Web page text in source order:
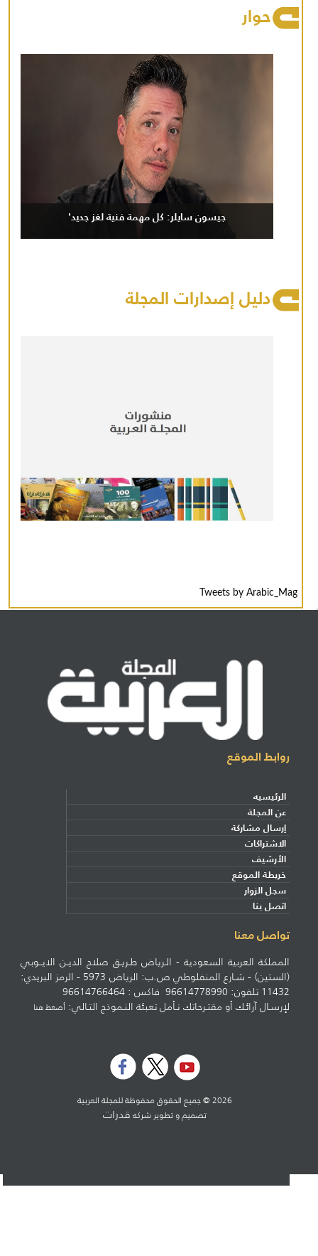
حوار
جيسون سايلر: كل مهمة فنية لغز جديد'
دليل إصدارات المجلة
Tweets by Arabic_Mag
روابط الموقع
الرئيسيه
عن المجلة
إرسال مشاركة
الاشتراكات
الأرشيف
خريطة الموقع
سجل الزوار
اتصل بنا
تواصل معنا
المملكة العربية السعودية - الـرياض طـريـق صلاح الديـن الايــوبي
(الستين) - شـارع المنفلوطي ص.ب: الرياض 5973 - الرمز البريدي:
11432 تلفون: 96614778990 فاكس : 96614766464
لإرسـال آرائـك أو مقتـرحاتك نـأمل تعبئة النـموذج التـالي:أضغط هنا
2026 © جميع الحقوق محفوظة للمجلة العربية
تصميم و تطوير شركهقدرات